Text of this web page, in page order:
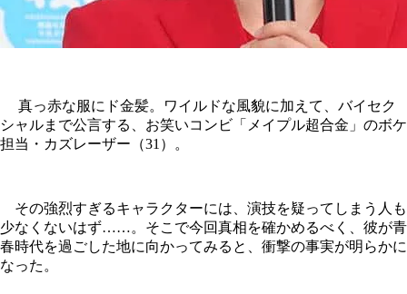
真っ赤な服にド金髪。ワイルドな風貌に加えて、バイセク
シャルまで公言する、お笑いコンビ「メイプル超合金」のボケ
担当・カズレーザー（31）。
その強烈すぎるキャラクターには、演技を疑ってしまう人も
少なくないはず……。そこで今回真相を確かめるべく、彼が青
春時代を過ごした地に向かってみると、衝撃の事実が明らかに
なった。